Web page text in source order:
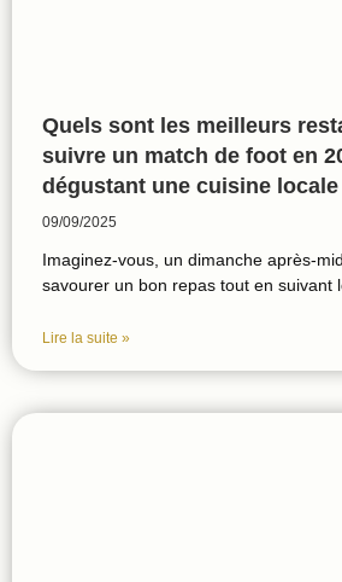
Quels sont les meilleurs
suivre un match de foot en
dégustant une cuisine locale
09/09/2025
Imaginez-vous, un dimanche après-
savourer un bon repas tout en suivant
Lire la suite »